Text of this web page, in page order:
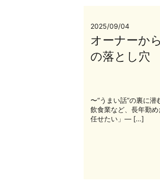
2025/09/04
オーナーか
の落とし穴
〜“うまい話”の裏に
飲食業など、長年勤
任せたい」— […]